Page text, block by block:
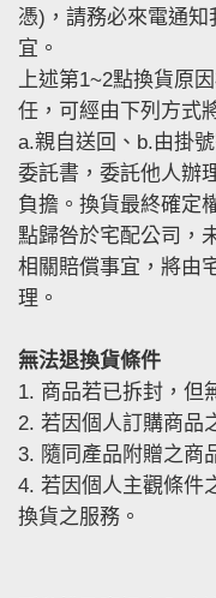
憑)，請務必來電通
宜。
上述第1~2點換貨原
任，可經由下列方式
a.親自送回、b.由掛
委託書，委託他人辦
負擔。換貨最終確定
點歸咎於宅配公司，
相關賠償事宜，將由
理。
無法退換貨條件
1. 商品若已拆封，但
2. 若因個人訂購商品
3. 隨同產品附贈之商
4. 若因個人主觀條件
換貨之服務。